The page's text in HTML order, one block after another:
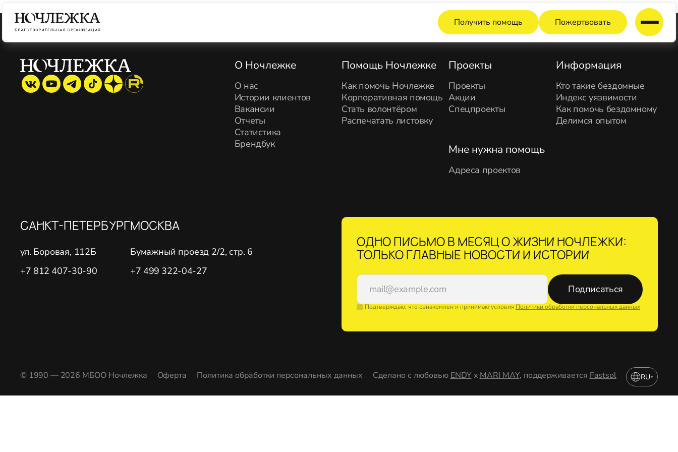
Получить помощь Пожертвовать
О Ночлежке
О нас
Истории клиентов
Вакансии
Отчеты
Статистика
Брендбук
Помощь Ночлежке
Как помочь Ночлежке
Корпоративная помощь
Стать волонтёром
Распечатать листовку
Проекты
Проекты
Акции
Спецпроекты
Информация
Кто такие бездомные
Индекс уязвимости
Как помочь бездомному
Делимся опытом
Мне нужна помощь
Адреса проектов
САНКТ-ПЕТЕРБУРГ
ул. Боровая, 112Б
+7 812 407-30-90
МОСКВА
Бумажный проезд 2/2, стр. 6
+7 499 322-04-27
ОДНО ПИСЬМО В МЕСЯЦ О ЖИЗНИ НОЧЛЕЖКИ:
ТОЛЬКО ГЛАВНЫЕ НОВОСТИ И ИСТОРИИ
Подписаться
Подтверждаю, что ознакомлен и принимаю условияПолитики обработки персональных данных
© 1990 — 2026 МБОО Ночлежка Оферта Политика обработки персональных данных Сделано с любовью ENDY x MARI MAY, поддерживается Fastsol RU